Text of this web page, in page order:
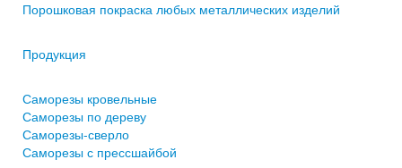
Порошковая покраска любых металлических изделий
Продукция
Саморезы кровельные
Саморезы по дереву
Саморезы-сверло
Саморезы с прессшайбой